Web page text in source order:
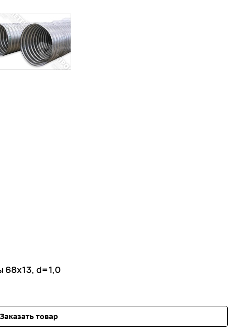
68х13, d=1,0
Заказать товар